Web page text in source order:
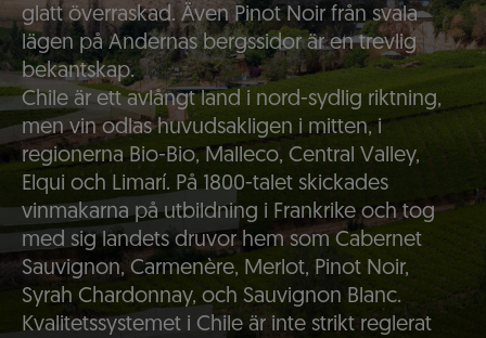
glatt överraskad. Även Pinot Noir från svala
lägen på Andernas bergssidor är en trevlig
bekantskap.
Chile är ett avlångt land i nord-sydlig riktning,
men vin odlas huvudsakligen i mitten, i
regionerna Bio-Bio, Malleco, Central Valley,
Elqui och Limarí. På 1800-talet skickades
vinmakarna på utbildning i Frankrike och tog
med sig landets druvor hem som Cabernet
Sauvignon, Carmenère, Merlot, Pinot Noir,
Syrah Chardonnay, och Sauvignon Blanc.
Kvalitetssystemet i Chile är inte strikt reglerat